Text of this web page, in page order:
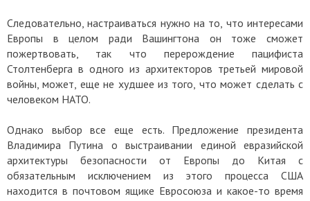
Следовательно, настраиваться нужно на то, что интересами
Европы в целом ради Вашингтона он тоже сможет
пожертвовать, так что перерождение пацифиста
Столтенберга в одного из архитекторов третьей мировой
войны, может, еще не худшее из того, что может сделать с
человеком НАТО.
Однако выбор все еще есть. Предложение президента
Владимира Путина о выстраивании единой евразийской
архитектуры безопасности от Европы до Китая с
обязательным исключением из этого процесса США
находится в почтовом ящике Евросоюза и какое-то время